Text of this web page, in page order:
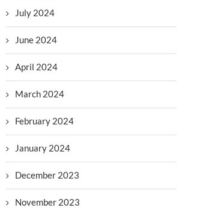
July 2024
June 2024
April 2024
March 2024
February 2024
January 2024
December 2023
November 2023